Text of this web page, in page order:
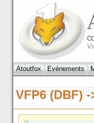
Atoutfox Evénements
VFP6 (DBF)